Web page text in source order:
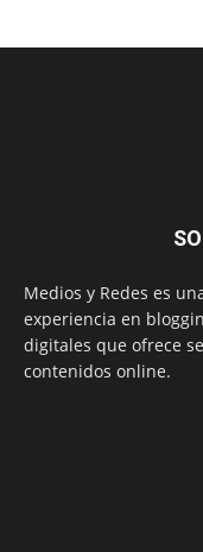
Medios y Redes es
experiencia en
digitales que ofrece
contenidos online.